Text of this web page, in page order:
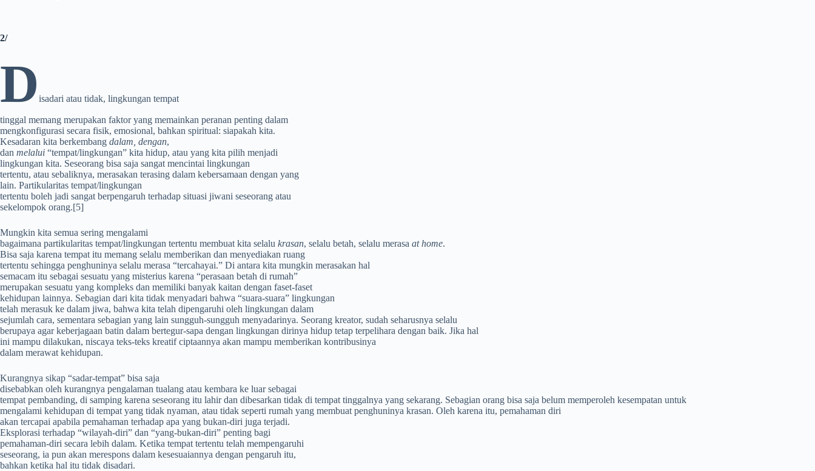
2/
D isadari atau tidak, lingkungan tempat
tinggal memang merupakan faktor yang memainkan peranan penting dalam
mengkonfigurasi secara fisik, emosional, bahkan spiritual: siapakah kita.
Kesadaran kita berkembang dalam, dengan,
dan melalui “tempat/lingkungan” kita hidup, atau yang kita pilih menjadi
lingkungan kita. Seseorang bisa saja sangat mencintai lingkungan
tertentu, atau sebaliknya, merasakan terasing dalam kebersamaan dengan yang
lain. Partikularitas tempat/lingkungan
tertentu boleh jadi sangat berpengaruh terhadap situasi jiwani seseorang atau
sekelompok orang.[5]
Mungkin kita semua sering mengalami
bagaimana partikularitas tempat/lingkungan tertentu membuat kita selalu krasan, selalu betah, selalu merasa at home.
Bisa saja karena tempat itu memang selalu memberikan dan menyediakan ruang
tertentu sehingga penghuninya selalu merasa “tercahayai.” Di antara kita mungkin merasakan hal
semacam itu sebagai sesuatu yang misterius karena “perasaan betah di rumah”
merupakan sesuatu yang kompleks dan memiliki banyak kaitan dengan faset-faset
kehidupan lainnya. Sebagian dari kita tidak menyadari bahwa “suara-suara” lingkungan
telah merasuk ke dalam jiwa, bahwa kita telah dipengaruhi oleh lingkungan dalam
sejumlah cara, sementara sebagian yang lain sungguh-sungguh menyadarinya. Seorang kreator, sudah seharusnya selalu
berupaya agar keberjagaan batin dalam bertegur-sapa dengan lingkungan dirinya hidup tetap terpelihara dengan baik. Jika hal
ini mampu dilakukan, niscaya teks-teks kreatif ciptaannya akan mampu memberikan kontribusinya
dalam merawat kehidupan.
Kurangnya sikap “sadar-tempat” bisa saja
disebabkan oleh kurangnya pengalaman tualang atau kembara ke luar sebagai
tempat pembanding, di samping karena seseorang itu lahir dan dibesarkan tidak di tempat tinggalnya yang sekarang. Sebagian orang bisa saja belum memperoleh kesempatan untuk
mengalami kehidupan di tempat yang tidak nyaman, atau tidak seperti rumah yang membuat penghuninya krasan. Oleh karena itu, pemahaman diri
akan tercapai apabila pemahaman terhadap apa yang bukan-diri juga terjadi.
Eksplorasi terhadap “wilayah-diri” dan “yang-bukan-diri” penting bagi
pemahaman-diri secara lebih dalam. Ketika tempat tertentu telah mempengaruhi
seseorang, ia pun akan merespons dalam kesesuaiannya dengan pengaruh itu,
bahkan ketika hal itu tidak disadari.